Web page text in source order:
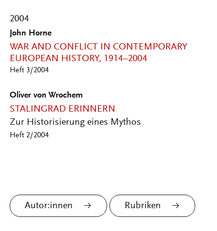
2004
John Horne
WAR AND CONFLICT IN CONTEMPORARY
EUROPEAN HISTORY, 1914–2004
Heft 3/2004
Oliver von Wrochem
STALINGRAD ERINNERN
Zur Historisierung eines Mythos
Heft 2/2004
Autor:innen Rubriken